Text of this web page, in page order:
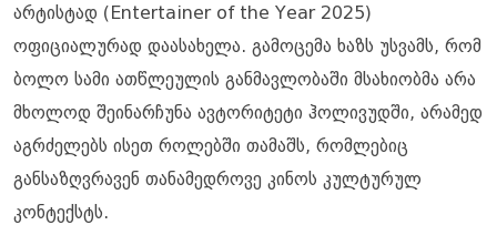
არტისტად (Entertainer of the Year 2025)
ოფიციალურად დაასახელა. გამოცემა ხაზს უსვამს, რომ
ბოლო სამი ათწლეულის განმავლობაში მსახიობმა არა
მხოლოდ შეინარჩუნა ავტორიტეტი ჰოლივუდში, არამედ
აგრძელებს ისეთ როლებში თამაშს, რომლებიც
განსაზღვრავენ თანამედროვე კინოს კულტურულ
კონტექსტს.